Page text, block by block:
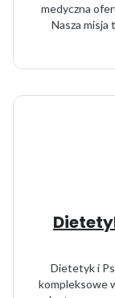
medyczna
Nasza misja
Dietetyk i
kompleksowe